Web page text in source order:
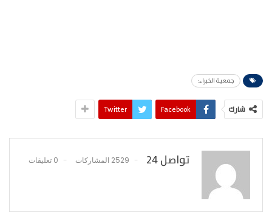
جمعية الخبراء:
شارك Facebook
Twitter
تواصل 24 2529 المشاركات 0 تعليقات